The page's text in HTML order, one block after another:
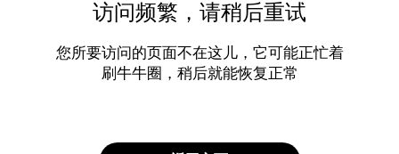
访问频繁，请稍后重试
您所要访问的页面不在这儿，它可能正忙着
刷牛牛圈，稍后就能恢复正常